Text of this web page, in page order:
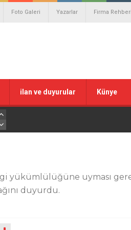
Foto Galeri Yazarlar Firma Rehberi
ilan ve duyurular Künye
yükümlülüğüne uyması
duyurdu.